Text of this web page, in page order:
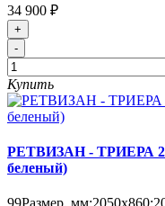
34 900 ₽
+
-
Купить
РЕТВИЗАН - ТРИЕРА
беленый)